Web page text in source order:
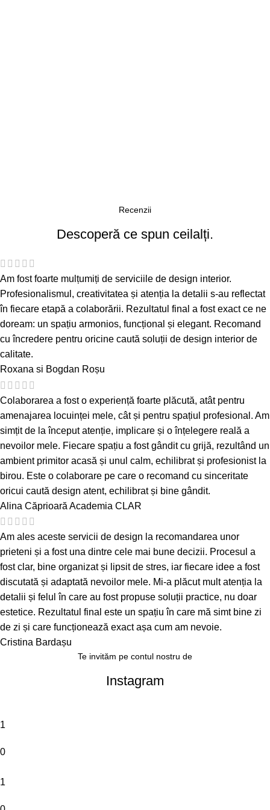
Recenzii
Descoperă ce spun ceilalți.
Am fost foarte mulțumiți de serviciile de design interior.
Profesionalismul, creativitatea și atenția la detalii s-au reflectat
în fiecare etapă a colaborării. Rezultatul final a fost exact ce ne
doream: un spațiu armonios, funcțional și elegant. Recomand
cu încredere pentru oricine caută soluții de design interior de
calitate.
Roxana si Bogdan Roșu
Colaborarea a fost o experiență foarte plăcută, atât pentru
amenajarea locuinței mele, cât și pentru spațiul profesional. Am
simțit de la început atenție, implicare și o înțelegere reală a
nevoilor mele. Fiecare spațiu a fost gândit cu grijă, rezultând un
ambient primitor acasă și unul calm, echilibrat și profesionist la
birou. Este o colaborare pe care o recomand cu sinceritate
oricui caută design atent, echilibrat și bine gândit.
Alina Căprioară Academia CLAR
Am ales aceste servicii de design la recomandarea unor
prieteni și a fost una dintre cele mai bune decizii. Procesul a
fost clar, bine organizat și lipsit de stres, iar fiecare idee a fost
discutată și adaptată nevoilor mele. Mi-a plăcut mult atenția la
detalii și felul în care au fost propuse soluții practice, nu doar
estetice. Rezultatul final este un spațiu în care mă simt bine zi
de zi și care funcționează exact așa cum am nevoie.
Cristina Bardașu
Te invităm pe contul nostru de
Instagram
1
0
1